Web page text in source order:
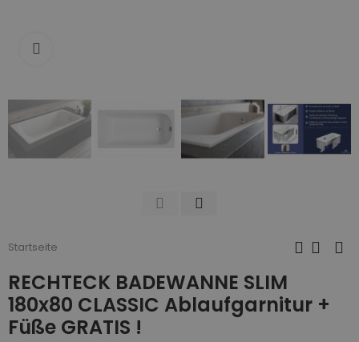
Startseite
RECHTECK BADEWANNE SLIM
180x80 CLASSIC Ablaufgarnitur +
Füße GRATIS !